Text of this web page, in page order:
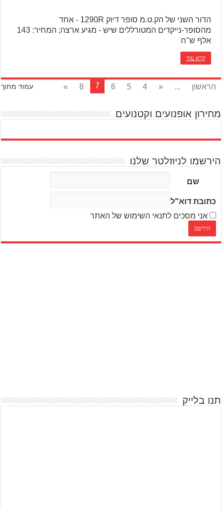
הדור השני של הק.ט.מ סופר דיוק 1290R - אחד
מהסופר-נייקדים המטורללים שיש - מגיע ארצה; המחיר: 143
אלף ש"ח
קרא עוד
עמוד מתוך הראשון ...
«
4
5
6
7
8
»
מחירון אופנועים וקטנועים
הירשמו לניוזלטר שלנו
שם
כתובת דוא"ל
אני מסכים לתנאי השימוש של האתר
תנו בלייק